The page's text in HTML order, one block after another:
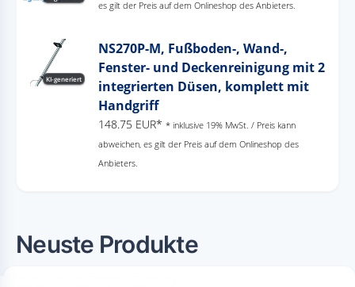
es gilt der Preis auf dem Onlineshop des Anbieters.
KI-generiert
NS270P-M, Fußboden-, Wand-,
Fenster- und Deckenreinigung mit 2
integrierten Düsen, komplett mit
Handgriff
148.75 EUR* * inklusive 19% MwSt. / Preis kann
abweichen, es gilt der Preis auf dem Onlineshop des
Anbieters.
Neuste Produkte